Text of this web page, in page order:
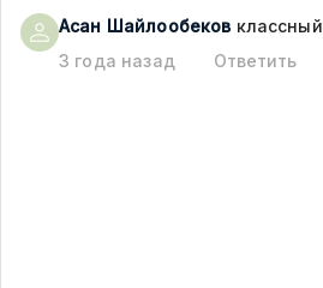
Асан Шайлообеков классный
3 года назад
Ответить